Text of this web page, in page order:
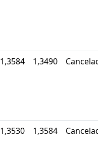
1,3584 1,3490
1,3530 1,3584